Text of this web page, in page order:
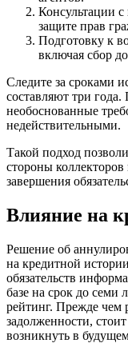
Консультации
защите прав
Подготовку к
включая сбор
Следите за сроками
составляют три года.
необоснованные
недействительными.
Такой подход
стороны коллекторов
завершения
Влияние на
Решение об
на кредитной
обязательств
базе на срок до семи
рейтинг. Прежде чем
задолженности,
возникнуть в